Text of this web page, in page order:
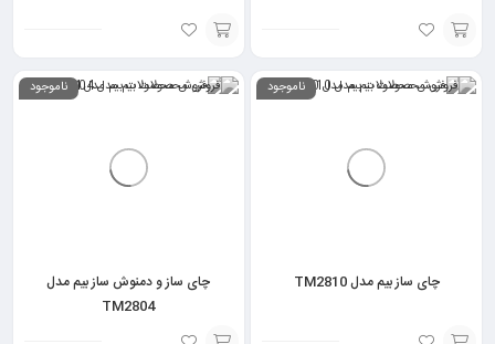
گزینه
گزینه
ناموجود
چای ساز بیم مدل TM2810
ناموجود
چای ساز و دمنوش ساز بیم مدل
TM2804